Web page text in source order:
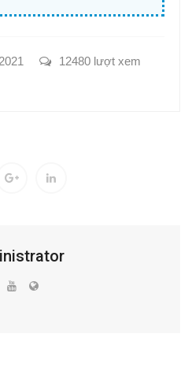
12480 lượt xem